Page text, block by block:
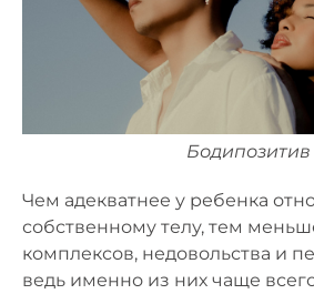
Бодипозитив
Чем адекватнее у ребенка
собственному телу, тем
комплексов, недовольства и
ведь именно из них чаще